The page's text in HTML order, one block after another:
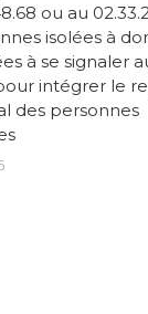
ou au
isolées à
à se signaler
intégrer le
des personnes